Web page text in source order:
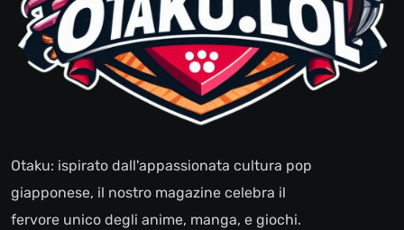
Otaku: ispirato dall'appassionata cultura pop
giapponese, il nostro magazine celebra il
fervore unico degli anime, manga, e giochi.